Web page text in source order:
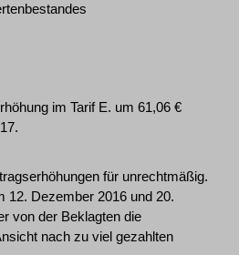
im Tarif E. um 61,06 €
für unrechtmäßig.
12. Dezember 2016 und 20.
von der Beklagten die
nach zu viel gezahlten